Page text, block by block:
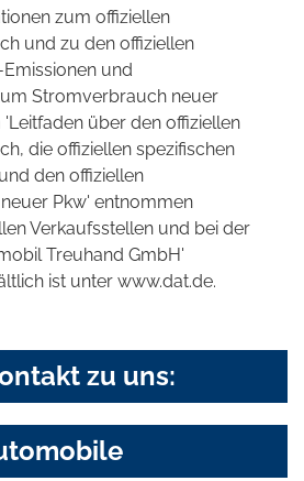
zum offiziellen
und zu den offiziellen
Emissionen und
Stromverbrauch neuer
über den offiziellen
die offiziellen spezifischen
den offiziellen
Pkw' entnommen
Verkaufsstellen und bei der
Treuhand GmbH'
ist unter www.dat.de.
zu uns: